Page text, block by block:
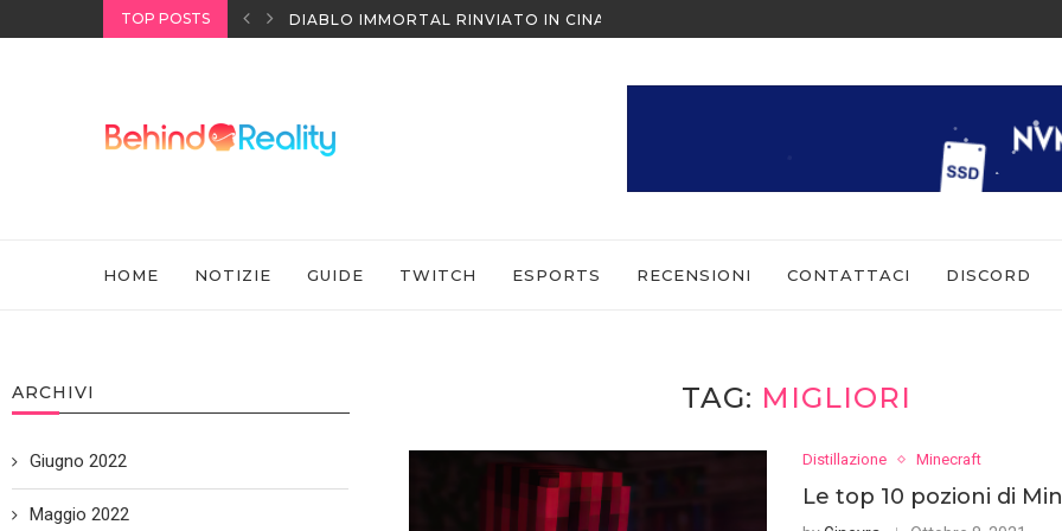
TOP POSTS
SONY DIABLO IMMORTAL RINVIATO IN CINA ALL’ULTIMO MOMENTO
HOME NOTIZIE GUIDE TWITCH ESPORTS RECENSIONI CONTATTACI DISCORD
TAG: MIGLIORI
Distillazione Minecraft
Le top 10 pozioni di
ARCHIVI
Giugno 2022
Maggio 2022